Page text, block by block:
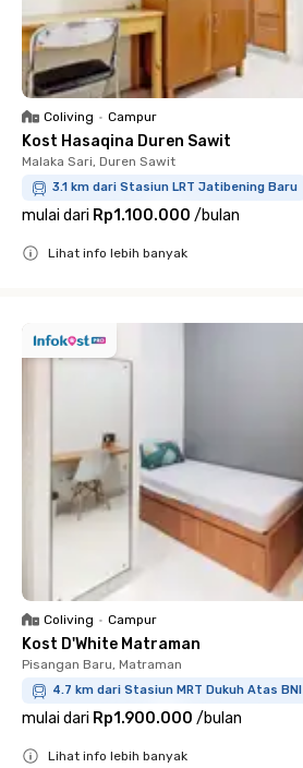
Coliving • Campur
Kost Hasaqina Duren Sawit
Malaka Sari, Duren Sawit
3.1 km dari Stasiun LRT Jatibening Baru
mulai dari Rp1.100.000 /bulan
Lihat info lebih banyak
Coliving • Campur
Kost D'White Matraman
Pisangan Baru, Matraman
4.7 km dari Stasiun MRT Dukuh Atas BNI
mulai dari Rp1.900.000 /bulan
Lihat info lebih banyak